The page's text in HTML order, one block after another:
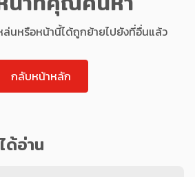
นหรือหน้านี้ได้ถูกย้ายไปยังที่อื่นแล้ว
กลับหน้าหลัก
ด้อ่าน